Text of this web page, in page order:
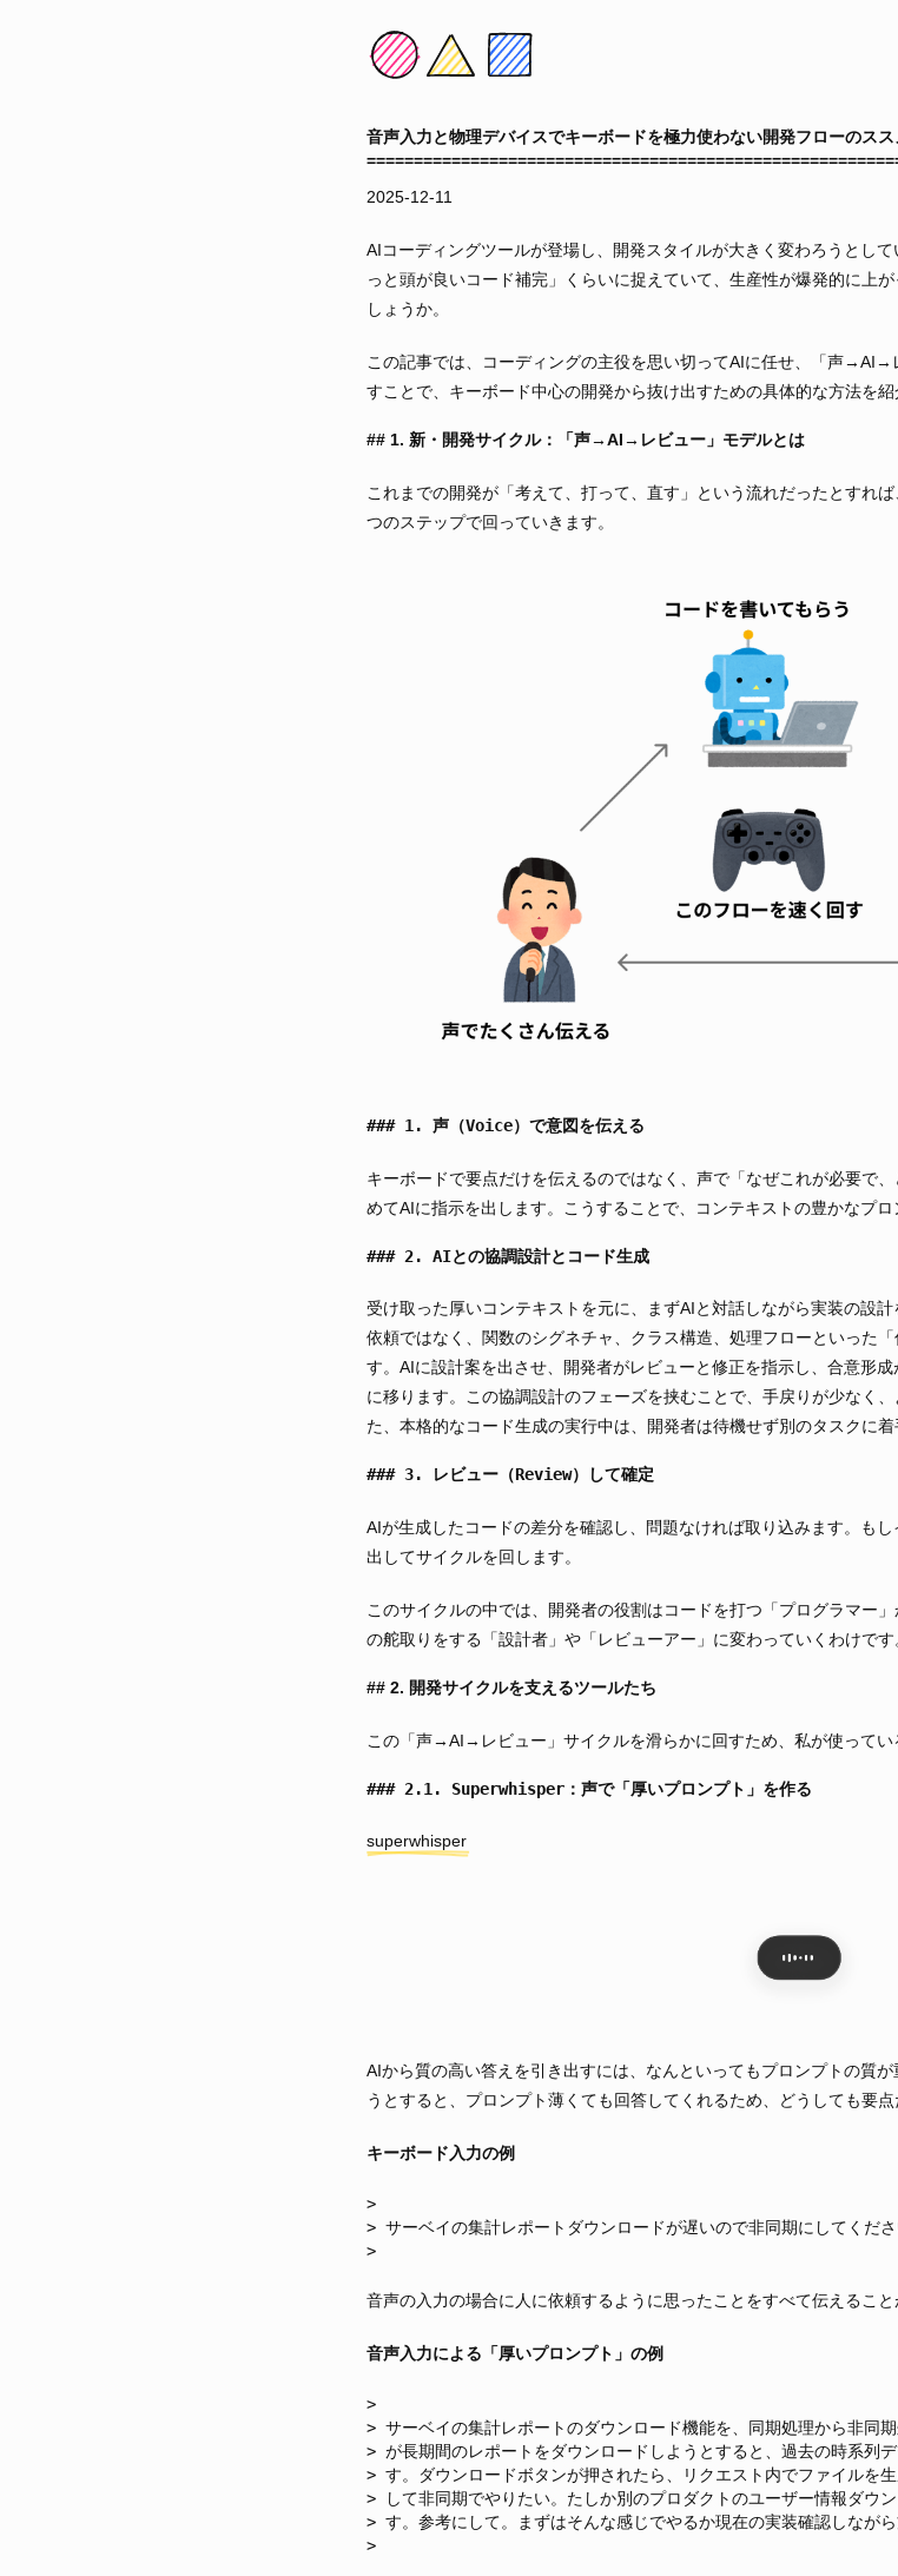
音声入力と物理デバイスでキーボードを極力使わない開発フローのスス
2025-12-11
AIコーディングツールが登場し、開発スタイルが大きく変わろうとし
っと頭が良いコード補完」くらいに捉えていて、生産性が爆発的に上
しょうか。
この記事では、コーディングの主役を思い切ってAIに任せ、「声→AI→
すことで、キーボード中心の開発から抜け出すための具体的な方法を紹
1. 新・開発サイクル：「声→AI→レビュー」モデルとは
これまでの開発が「考えて、打って、直す」という流れだったとすれ
つのステップで回っていきます。
1. 声（Voice）で意図を伝える
キーボードで要点だけを伝えるのではなく、声で「なぜこれが必要で
めてAIに指示を出します。こうすることで、コンテキストの豊かなプロ
2. AIとの協調設計とコード生成
受け取った厚いコンテキストを元に、まずAIと対話しながら実装の設
依頼ではなく、関数のシグネチャ、クラス構造、処理フローといった
す。AIに設計案を出させ、開発者がレビューと修正を指示し、合意形
に移ります。この協調設計のフェーズを挟むことで、手戻りが少なく
た、本格的なコード生成の実行中は、開発者は待機せず別のタスクに
3. レビュー（Review）して確定
AIが生成したコードの差分を確認し、問題なければ取り込みます。も
出してサイクルを回します。
このサイクルの中では、開発者の役割はコードを打つ「プログラマー
の舵取りをする「設計者」や「レビューアー」に変わっていくわけです
2. 開発サイクルを支えるツールたち
この「声→AI→レビュー」サイクルを滑らかに回すため、私が使ってい
2.1. Superwhisper：声で「厚いプロンプト」を作る
superwhisper
AIから質の高い答えを引き出すには、なんといってもプロンプトの質
うとすると、プロンプト薄くても回答してくれるため、どうしても要点
キーボード入力の例
サーベイの集計レポートダウンロードが遅いので非同期にしてくだ
音声の入力の場合に人に依頼するように思ったことをすべて伝えること
音声入力による「厚いプロンプト」の例
サーベイの集計レポートのダウンロード機能を、同期処理から非同
が長期間のレポートをダウンロードしようとすると、過去の時系列
す。ダウンロードボタンが押されたら、リクエスト内でファイルを
して非同期でやりたい。たしか別のプロダクトのユーザー情報ダウ
す。参考にして。まずはそんな感じでやるか現在の実装確認しなが